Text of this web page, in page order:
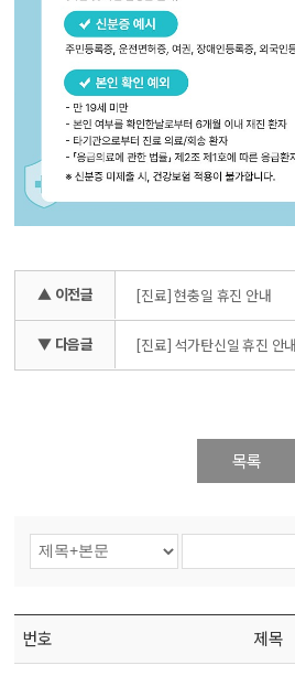
▲ 이전글 [진료] 현충일 휴진 안내
▼ 다음글 [진료] 석가탄신일 휴진 안내
목록
번호 제목